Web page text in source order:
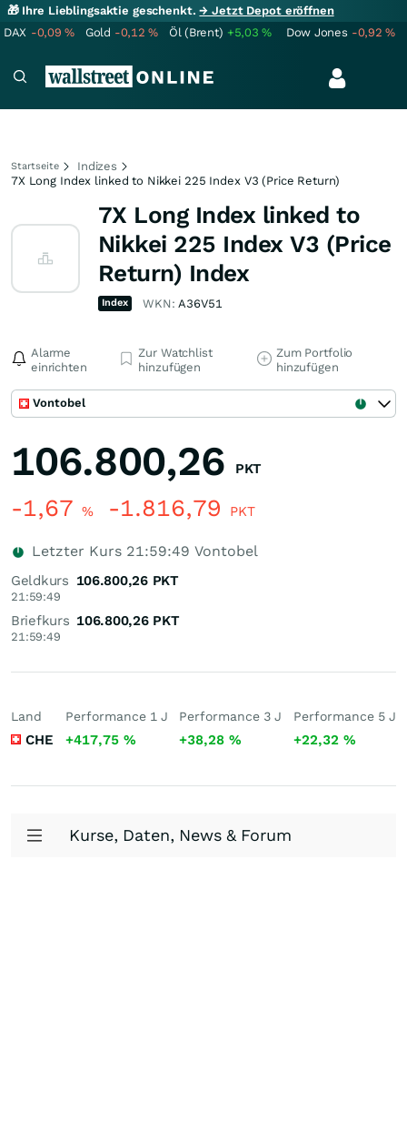
🎁 Ihre Lieblingsaktie geschenkt.→ Jetzt Depot eröffnen
DAX -0,09% Gold -0,12% Öl (Brent) +5,03% Dow Jones -0,92%
Startseite
Indizes
7X Long Index linked to Nikkei 225 Index V3 (Price Return)
7X Long Index linked to
Nikkei 225 Index V3 (Price
Return) Index
Index WKN:A36V51
Alarme
einrichten
Zur Watchlist
hinzufügen
Zum Portfolio
hinzufügen
Vontobel
106.800,26 PKT
-1,67 % -1.816,79 PKT
Letzter Kurs 21:59:49 Vontobel
Geldkurs
21:59:49
106.800,26 PKT
Briefkurs
21:59:49
106.800,26 PKT
Land
CHE
Performance 1 J
+417,75 %
Performance 3 J
+38,28%
Performance 5 J
+22,32 %
Kurse, Daten, News & Forum